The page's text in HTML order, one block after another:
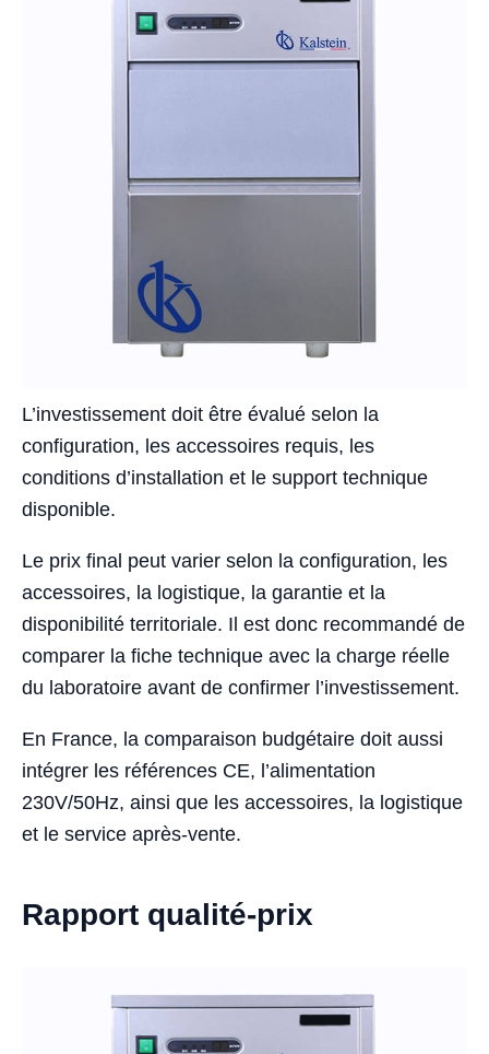
L’investissement doit être évalué selon la
configuration, les accessoires requis, les
conditions d’installation et le support technique
disponible.
Le prix final peut varier selon la configuration, les
accessoires, la logistique, la garantie et la
disponibilité territoriale. Il est donc recommandé de
comparer la fiche technique avec la charge réelle
du laboratoire avant de confirmer l’investissement.
En France, la comparaison budgétaire doit aussi
intégrer les références CE, l’alimentation
230V/50Hz, ainsi que les accessoires, la logistique
et le service après-vente.
Rapport qualité-prix